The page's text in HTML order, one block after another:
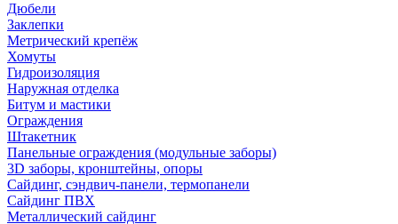
Дюбели
Заклепки
Метрический крепёж
Хомуты
Гидроизоляция
Наружная отделка
Битум и мастики
Ограждения
Штакетник
Панельные ограждения (модульные заборы)
3D заборы, кронштейны, опоры
Cайдинг, сэндвич-панели, термопанели
Сайдинг ПВХ
Металлический сайдинг